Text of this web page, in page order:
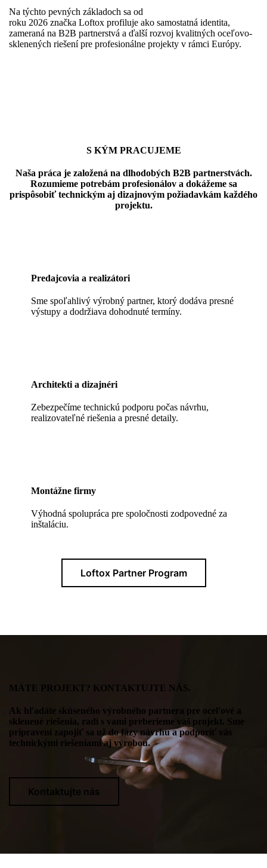
Na týchto pevných základoch sa od
roku 2026 značka Loftox profiluje ako samostatná identita,
zameraná na B2B partnerstvá a ďalší rozvoj kvalitných oceľovo-
sklenených riešení pre profesionálne projekty v rámci Európy.
S KÝM PRACUJEME
Naša práca je založená na dlhodobých B2B partnerstvách.
Rozumieme potrebám profesionálov a dokážeme sa
prispôsobiť technickým aj dizajnovým požiadavkám každého
projektu.
Predajcovia a realizátori
Sme spoľahlivý výrobný partner, ktorý dodáva presné
výstupy a dodržiava dohodnuté termíny.
Architekti a dizajnéri
Zebezpečíme technickú podporu počas návrhu,
realizovateľné riešenia a presné detaily.
Montážne firmy
Výhodná spolupráca pre spoločnosti zodpovedné za
inštaláciu.
Loftox Partner Program
MÁTE PROJEKT? KONTAKTUJTE NÁS.
Ak hľadáte skúseného výrobného partnera pre oceľové a
sklenené riešenia, radi s vami preberieme váš projekt. Sme
pripravení zapojiť sa už do fázy návrhu a podporiť vás
technickými riešeniami aj výrobou.
Kontaktujte nás